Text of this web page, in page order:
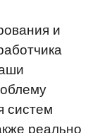
и
систем
реально